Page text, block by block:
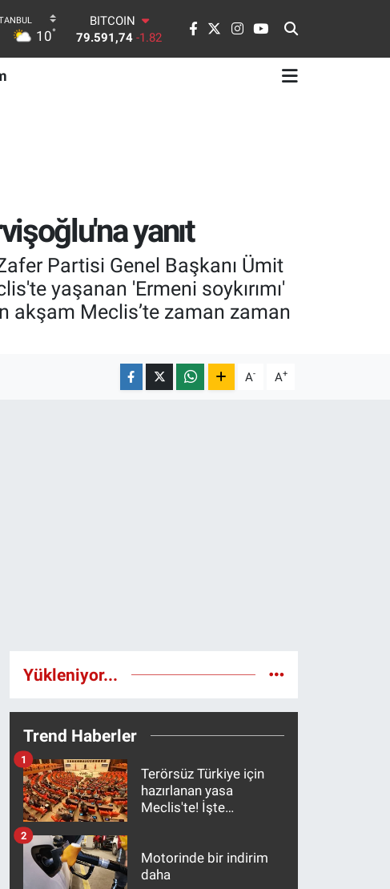
10°
BITCOIN
79.591,74 -1.82
yanıt
Partisi Genel Başkanı Ümit
yaşanan 'Ermeni soykırımı'
akşam Meclis’te zaman zaman
A- A+
Yükleniyor...
Trend Haberler
Terörsüz Türkiye için
hazırlanan yasa
Meclis'te! İşte
1
Motorinde bir indirim
daha
2